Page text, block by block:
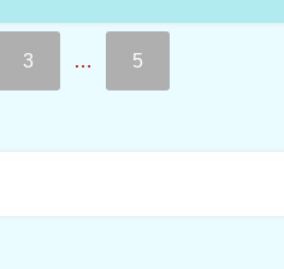
3 … 5